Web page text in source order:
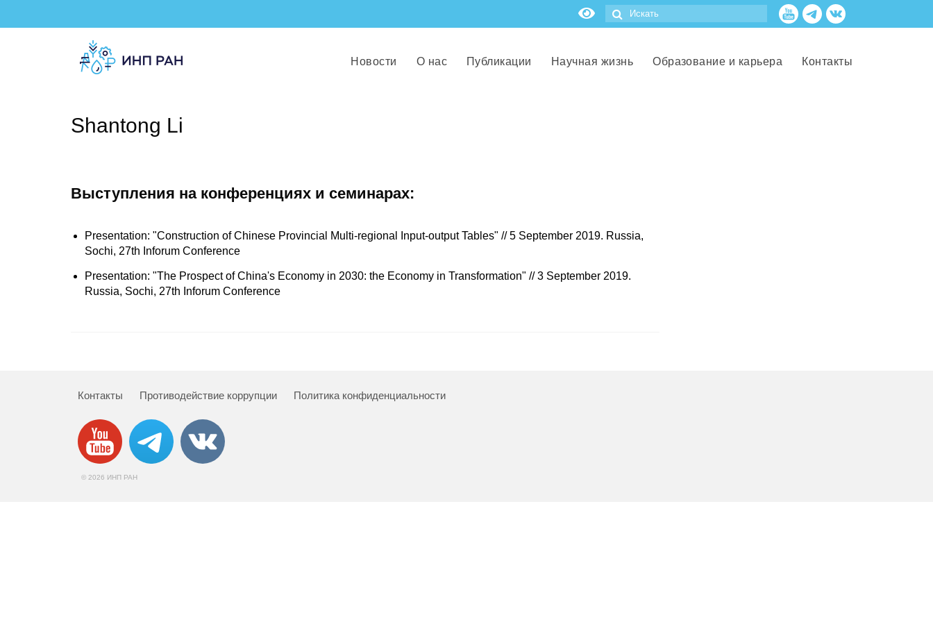
Новости О нас Публикации Научная жизнь Образование и карьера Контакты
Shantong Li
Выступления на конференциях и семинарах:
Presentation: "Construction of Chinese Provincial Multi-regional Input-output Tables" // 5 September 2019. Russia,
Sochi, 27th Inforum Conference
Presentation: "The Prospect of China's Economy in 2030: the Economy in Transformation" // 3 September 2019.
Russia, Sochi, 27th Inforum Conference
Контакты Противодействие коррупции Политика конфиденциальности
© 2026 ИНП РАН